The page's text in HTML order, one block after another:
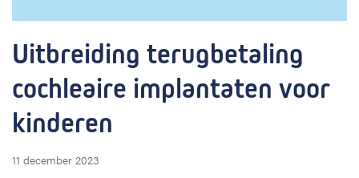
b
e
t
a
Uitbreiding terugbetaling
cochleaire implantaten voor
kinderen
11 december 2023